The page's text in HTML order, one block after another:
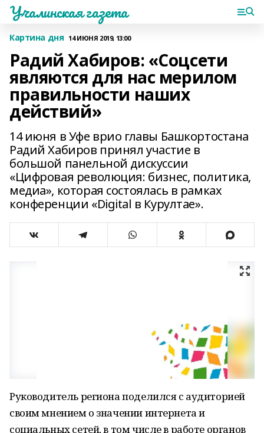
Учалинская газета
Картина дня 14 ИЮНЯ 2019, 13:00
Радий Хабиров: «Соцсети
являются для нас мерилом
правильности наших
действий»
14 июня в Уфе врио главы Башкортостана
Радий Хабиров принял участие в
большой панельной дискуссии
«Цифровая революция: бизнес, политика,
медиа», которая состоялась в рамках
конференции «Digital в Курултае».
Руководитель региона поделился с аудиторией
своим мнением о значении интернета и
социальных сетей, в том числе в работе органов